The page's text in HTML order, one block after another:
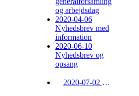
og arbejdsdag
2020-04-06
Nyhedsbrev med
information
2020-06-10
Nyhedsbrev og
opsang
2020-07-02 Nyhedsbrev